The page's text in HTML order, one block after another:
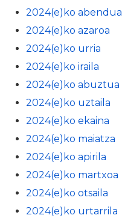
2024(e)ko abendua
2024(e)ko azaroa
2024(e)ko urria
2024(e)ko iraila
2024(e)ko abuztua
2024(e)ko uztaila
2024(e)ko ekaina
2024(e)ko maiatza
2024(e)ko apirila
2024(e)ko martxoa
2024(e)ko otsaila
2024(e)ko urtarrila